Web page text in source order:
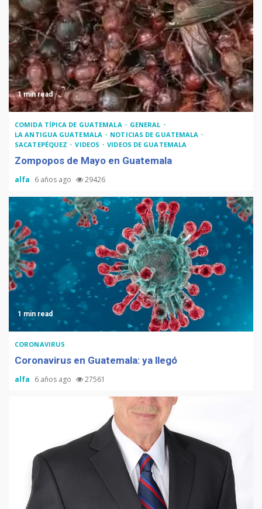
Recetas del fiambre
guatemalteco
Adiós Cédula de Vecindad
Sonrisas
1 min read
COMIDA TÍPICA DE GUATEMALA
GENERAL
LA ANTIGUA GUATEMALA
NOTICIAS DE GUATEMALA
SACATEPÉQUEZ
VIDEOS VIDEOS DE GUATEMALA
Zompopos de Mayo en Guatemala
alfa 6 años ago 29426
1 min read
CORONAVIRUS
Coronavirus en Guatemala: ya llegó
alfa 6 años ago 27561